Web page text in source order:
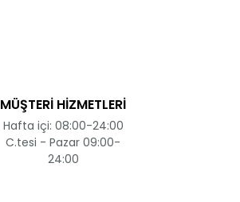
MÜŞTERİ HİZMETLERİ
Hafta içi: 08:00-24:00
C.tesi - Pazar 09:00-
24:00